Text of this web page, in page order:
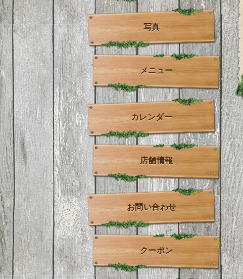
写真
メニュー
カレンダー
店舗情報
お問い合わせ
クーポン